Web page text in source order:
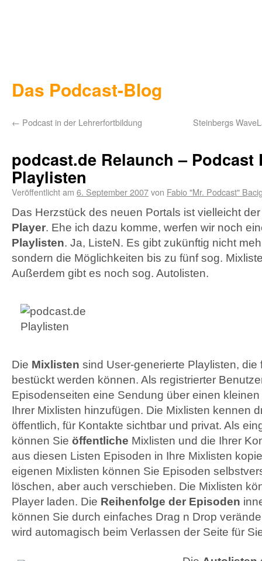
Das Podcast-Blog
← Podcast in der Lehrerfortbildung Steinbergs
podcast.de Relaunch – Podcast
Playlisten
Veröffentlicht am 6. September 2007von Fabio "Mr. Podcast"
Das Herzstück des neuen Portals ist vielleicht
Player. Ehe ich dazu komme, werfen wir noch
Playlisten. Ja, ListeN. Es gibt zukünftig nicht
sondern die Möglichkeiten bis zu fünf sog.
Außerdem gibt es noch sog. Autolisten.
Die Mixlisten sind User-generierte Playlisten, die
bestückt werden können. Als registrierter
Episodenseiten eine Sendung über einen
Ihrer Mixlisten hinzufügen. Die Mixlisten kennen
öffentlich, für Kontakte sichtbar und privat. Als
können Sie öffentliche Mixlisten und die Ihrer
aus diesen Listen Episoden in Ihre Mixlisten
eigenen Mixlisten können Sie Episoden
löschen, aber auch verschieben. Die Mixlisten
Player laden. Die Reihenfolge der Episoden
können Sie durch einfaches Drag n Drop
wird automagisch beim Verlassen der Seite für